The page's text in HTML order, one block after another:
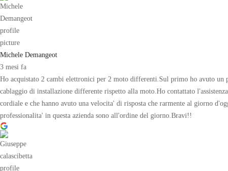
Michele Demangeot
3 mesi fa
Ho acquistato 2 cambi elettronici per 2 moto differenti.Sul primo ho avuto un
cablaggio di installazione differente rispetto alla moto.Ho contattato
cordiale e che hanno avuto una velocita' di risposta che rarmente al giorno
professionalita' in questa azienda sono all'ordine del giorno.Bravi!!